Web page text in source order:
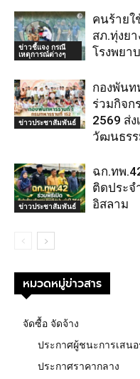
ข่าวชี้แจง กรณี
เหตุการณ์ต่างๆ
คนร้ายใ
สภ.ทุ่งย
โรงพยา
ข่าวประชาสัมพันธ์
กองพันท
ร่วมกิจก
2569 ส่
วัฒนธร
ข่าวประชาสัมพันธ์
ฉก.ทพ
ติดประจ
อิสลาม
หมวดหมู่ข่าวสาร
จัดซื้อ จัดจ้าง
ประกาศผู้ชนะการเสน
ประกาศราคากลาง